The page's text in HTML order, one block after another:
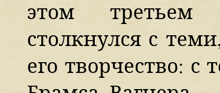
этом третьем
столкнулся с
его творчество: с